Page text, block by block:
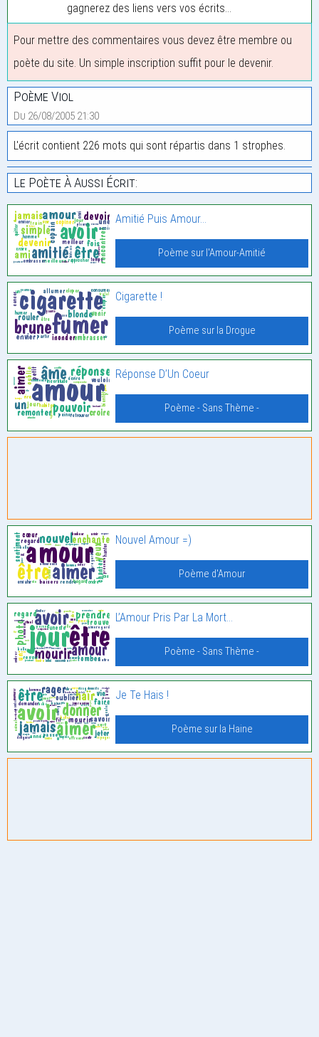
gagnerez des liens vers vos écrits...
Pour mettre des commentaires vous devez être membre ou
poète du site. Un simple inscription suffit pour le devenir.
Poème Viol
Du 26/08/2005 21:30
L'écrit contient 226 mots qui sont répartis dans 1 strophes.
Le Poète À Aussi Écrit:
Amitié Puis Amour…
Poème sur l'Amour-Amitié
Cigarette !
Poème sur la Drogue
Réponse D’Un Coeur
Poème - Sans Thème -
Nouvel Amour =)
Poème d'Amour
L’Amour Pris Par La Mort…
Poème - Sans Thème -
Je Te Hais !
Poème sur la Haine